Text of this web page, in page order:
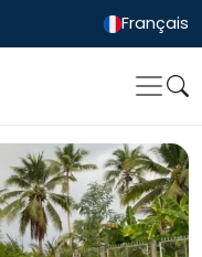
Français